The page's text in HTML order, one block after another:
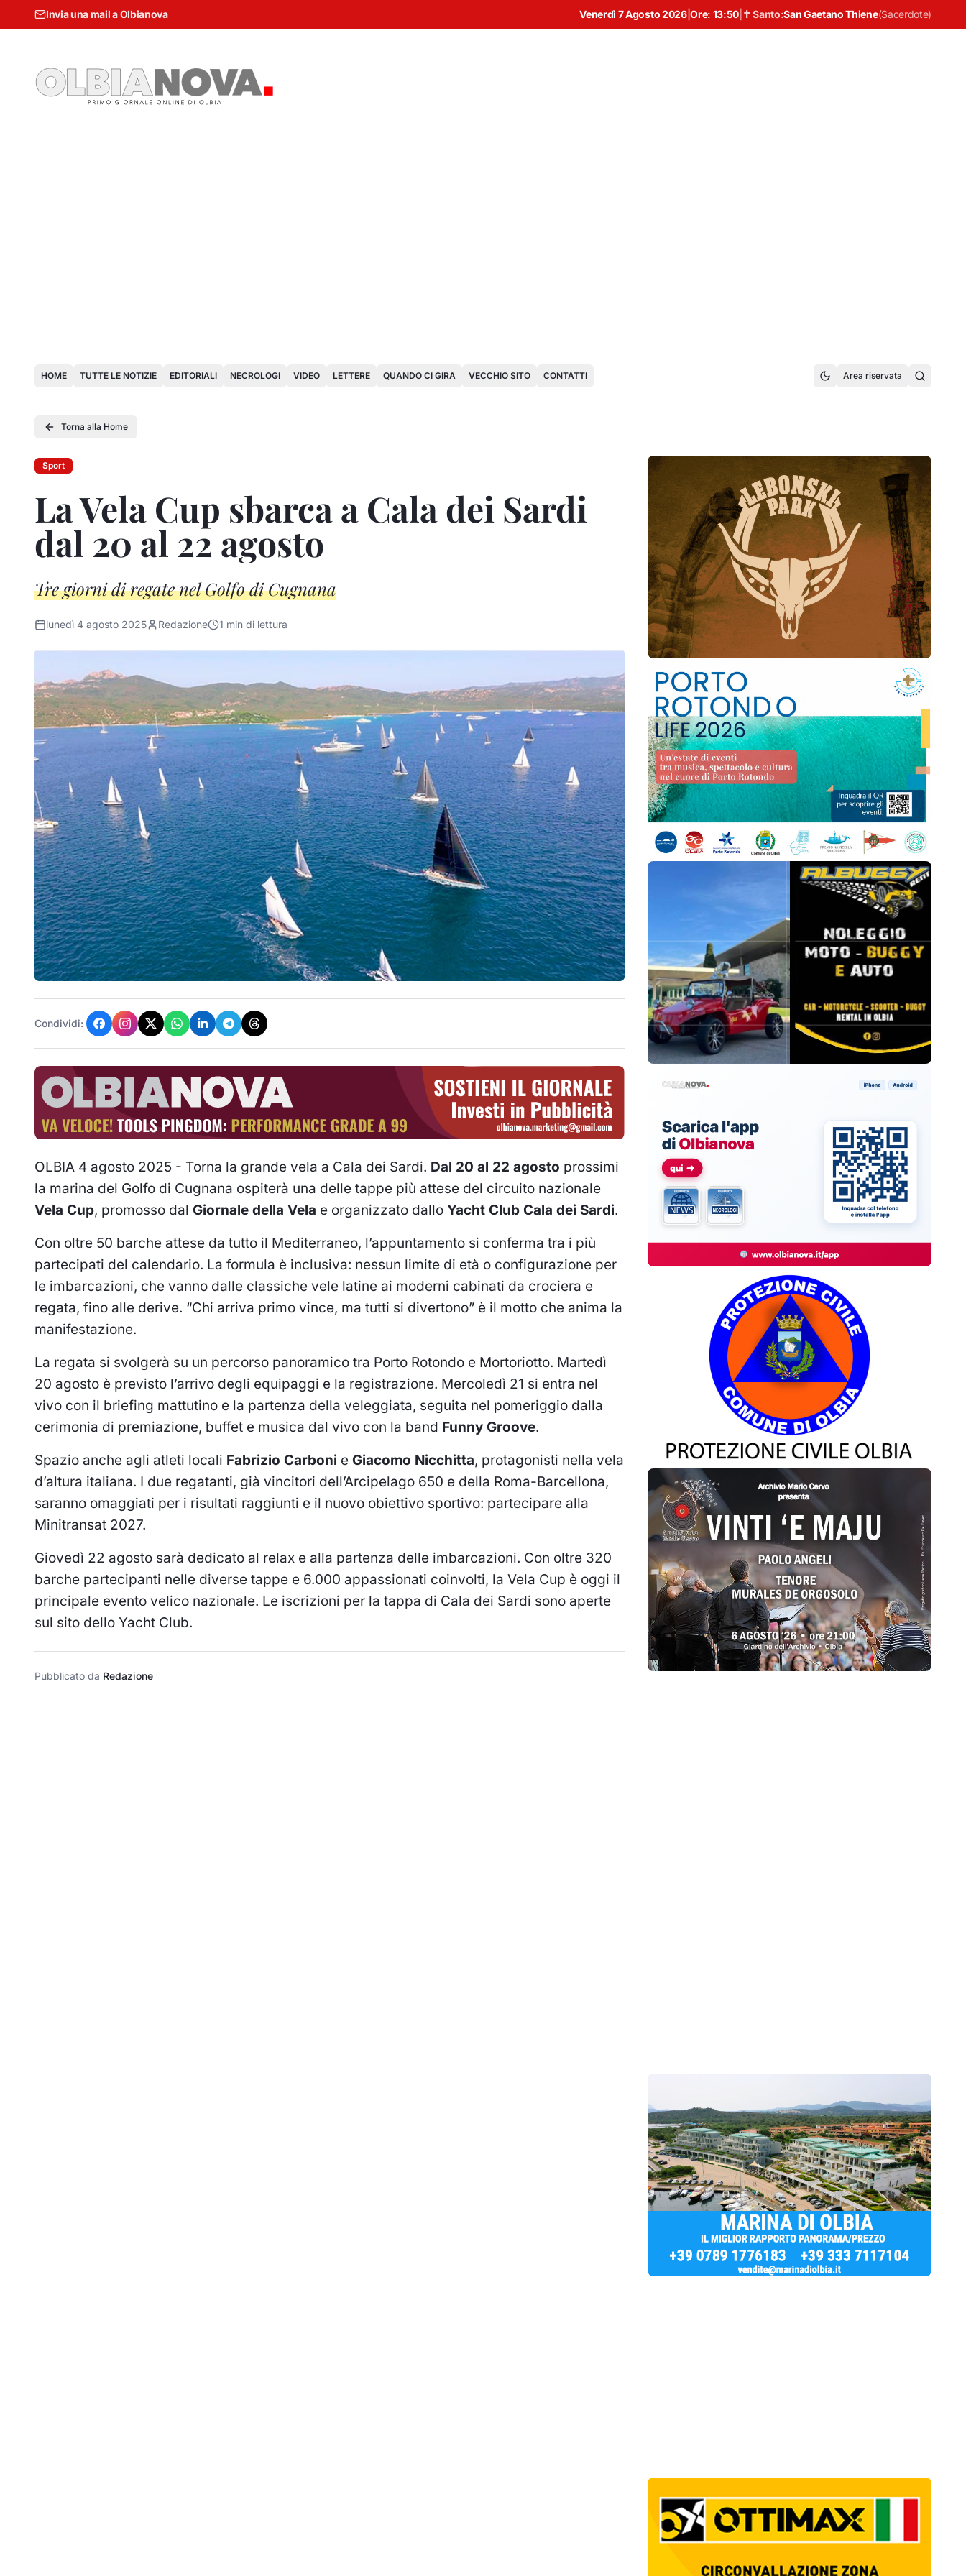
Invia una mail a Olbianova Venerdì 7 Agosto 2026|Ore: 13:50 ✝ Santo:San Gaetano Thiene(Sacerdote)
HOME TUTTE LE NOTIZIE EDITORIALI NECROLOGI VIDEO LETTERE QUANDO CI GIRA VECCHIO SITO CONTATTI Area riservata
Torna alla Home
Sport
La Vela Cup sbarca a Cala dei Sardi
dal 20 al 22 agosto
Tre giorni di regate nel Golfo di Cugnana
lunedì 4 agosto 2025 Redazione 1 min di lettura
Condividi:
OLBIA 4 agosto 2025 - Torna la grande vela a Cala dei Sardi. Dal 20 al 22 agosto prossimi
la marina del Golfo di Cugnana ospiterà una delle tappe più attese del circuito nazionale
Vela Cup, promosso dal Giornale della Vela e organizzato dallo Yacht Club Cala dei Sardi.
Con oltre 50 barche attese da tutto il Mediterraneo, l’appuntamento si conferma tra i più
partecipati del calendario. La formula è inclusiva: nessun limite di età o configurazione per
le imbarcazioni, che vanno dalle classiche vele latine ai moderni cabinati da crociera e
regata, fino alle derive. “Chi arriva primo vince, ma tutti si divertono” è il motto che anima la
manifestazione.
La regata si svolgerà su un percorso panoramico tra Porto Rotondo e Mortoriotto. Martedì
20 agosto è previsto l’arrivo degli equipaggi e la registrazione. Mercoledì 21 si entra nel
vivo con il briefing mattutino e la partenza della veleggiata, seguita nel pomeriggio dalla
cerimonia di premiazione, buffet e musica dal vivo con la band Funny Groove.
Spazio anche agli atleti locali Fabrizio Carboni e Giacomo Nicchitta, protagonisti nella vela
d’altura italiana. I due regatanti, già vincitori dell’Arcipelago 650 e della Roma-Barcellona,
saranno omaggiati per i risultati raggiunti e il nuovo obiettivo sportivo: partecipare alla
Minitransat 2027.
Giovedì 22 agosto sarà dedicato al relax e alla partenza delle imbarcazioni. Con oltre 320
barche partecipanti nelle diverse tappe e 6.000 appassionati coinvolti, la Vela Cup è oggi il
principale evento velico nazionale. Le iscrizioni per la tappa di Cala dei Sardi sono aperte
sul sito dello Yacht Club.
Pubblicato da Redazione